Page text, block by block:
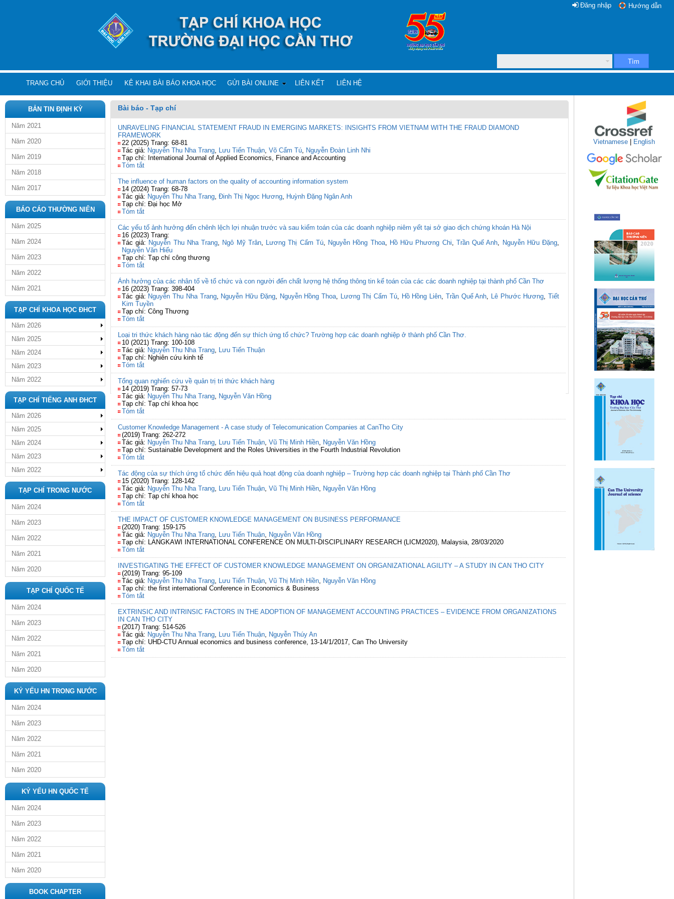
Hướng dẫn
Đăng nhập
Tìm
TRANG CHỦ GIỚI THIỆU KÊ KHAI BÀI BÁO KHOA HỌC GỬI BÀI ONLINE LIÊN KẾT LIÊN HỆ
BẢN TIN ĐỊNH KỲ
Năm 2021
Năm 2020
Năm 2019
Năm 2018
Năm 2017
BÁO CÁO THƯỜNG NIÊN
Năm 2025
Năm 2024
Năm 2023
Năm 2022
Năm 2021
TẠP CHÍ KHOA HỌC ĐHCT
Năm 2026
Năm 2025
Năm 2024
Năm 2023
Năm 2022
TẠP CHÍ TIẾNG ANH ĐHCT
Năm 2026
Năm 2025
Năm 2024
Năm 2023
Năm 2022
TẠP CHÍ TRONG NƯỚC
Năm 2024
Năm 2023
Năm 2022
Năm 2021
Năm 2020
TẠP CHÍ QUỐC TẾ
Năm 2024
Năm 2023
Năm 2022
Năm 2021
Năm 2020
KỶ YẾU HN TRONG NƯỚC
Năm 2024
Năm 2023
Năm 2022
Năm 2021
Năm 2020
KỶ YẾU HN QUỐC TẾ
Năm 2024
Năm 2023
Năm 2022
Năm 2021
Năm 2020
BOOK CHAPTER
Bài báo - Tạp chí
UNRAVELING FINANCIAL STATEMENT FRAUD IN EMERGING MARKETS: INSIGHTS FROM VIETNAM WITH THE FRAUD DIAMOND
FRAMEWORK
22 (2025) Trang: 68-81
Tác giả: Nguyễn Thu Nha Trang, Lưu Tiến Thuận, Võ Cẩm Tú, Nguyễn Đoàn Linh Nhi
Tạp chí: International Journal of Applied Economics, Finance and Accounting
Tóm tắt
The influence of human factors on the quality of accounting information system
14 (2024) Trang: 68-78
Tác giả: Nguyễn Thu Nha Trang, Đinh Thị Ngọc Hương, Huỳnh Đặng Ngân Anh
Tạp chí: Đại học Mở
Tóm tắt
Các yếu tố ảnh hưởng đến chênh lệch lợi nhuận trước và sau kiểm toán của các doanh nghiệp niêm yết tại sở giao dịch chứng khoán Hà Nội
16 (2023) Trang:
Tác giả: Nguyễn Thu Nha Trang, Ngô Mỹ Trân, Lương Thị Cẩm Tú, Nguyễn Hồng Thoa, Hồ Hữu Phương Chi, Trần Quế Anh, Nguyễn Hữu Đặng,
Nguyễn Văn Hiếu
Tạp chí: Tạp chí công thương
Tóm tắt
Ảnh hưởng của các nhân tố về tổ chức và con người đến chất lượng hệ thống thông tin kế toán của các các doanh nghiệp tại thành phố Cần Thơ
16 (2023) Trang: 398-404
Tác giả: Nguyễn Thu Nha Trang, Nguyễn Hữu Đặng, Nguyễn Hồng Thoa, Lương Thị Cẩm Tú, Hồ Hồng Liên, Trần Quế Anh, Lê Phước Hương,Tiết
Kim Tuyền
Tạp chí: Công Thương
Tóm tắt
Loại tri thức khách hàng nào tác động đến sự thích ứng tổ chức? Trường hợp các doanh nghiệp ở thành phố Cần Thơ.
10 (2021) Trang: 100-108
Tác giả: Nguyễn Thu Nha Trang, Lưu Tiến Thuận
Tạp chí: Nghiên cứu kinh tế
Tóm tắt
Tổng quan nghiến cứu về quản trị tri thức khách hàng
14 (2019) Trang: 57-73
Tác giả: Nguyễn Thu Nha Trang, Nguyễn Văn Hồng
Tạp chí: Tạp chí khoa học
Tóm tắt
Customer Knowledge Management - A case study of Telecomunication Companies at CanTho City
(2019) Trang: 262-272
Tác giả: Nguyễn Thu Nha Trang, Lưu Tiến Thuận, Vũ Thị Minh Hiền, Nguyễn Văn Hồng
Tạp chí: Sustainable Development and the Roles Universities in the Fourth Industrial Revolution
Tóm tắt
Tác động của sự thích ứng tổ chức đến hiệu quả hoạt động của doanh nghiệp – Trường hợp các doanh nghiệp tại Thành phố Cần Thơ
15 (2020) Trang: 128-142
Tác giả: Nguyễn Thu Nha Trang, Lưu Tiến Thuận, Vũ Thị Minh Hiền, Nguyễn Văn Hồng
Tạp chí: Tạp chí khoa học
Tóm tắt
THE IMPACT OF CUSTOMER KNOWLEDGE MANAGEMENT ON BUSINESS PERFORMANCE
(2020) Trang: 159-175
Tác giả: Nguyễn Thu Nha Trang, Lưu Tiến Thuận, Nguyễn Văn Hồng
Tạp chí: LANGKAWI INTERNATIONAL CONFERENCE ON MULTI-DISCIPLINARY RESEARCH (LICM2020), Malaysia, 28/03/2020
Tóm tắt
INVESTIGATING THE EFFECT OF CUSTOMER KNOWLEDGE MANAGEMENT ON ORGANIZATIONAL AGILITY – A STUDY IN CAN THO CITY
(2019) Trang: 95-109
Tác giả: Nguyễn Thu Nha Trang, Lưu Tiến Thuận, Vũ Thị Minh Hiền, Nguyễn Văn Hồng
Tạp chí: the first international Conference in Economics & Business
Tóm tắt
EXTRINSIC AND INTRINSIC FACTORS IN THE ADOPTION OF MANAGEMENT ACCOUNTING PRACTICES – EVIDENCE FROM ORGANIZATIONS
IN CAN THO CITY
(2017) Trang: 514-526
Tác giả: Nguyễn Thu Nha Trang, Lưu Tiến Thuận, Nguyễn Thúy An
Tạp chí: UHD-CTU Annual economics and business conference, 13-14/1/2017, Can Tho University
Tóm tắt
Vietnamese English